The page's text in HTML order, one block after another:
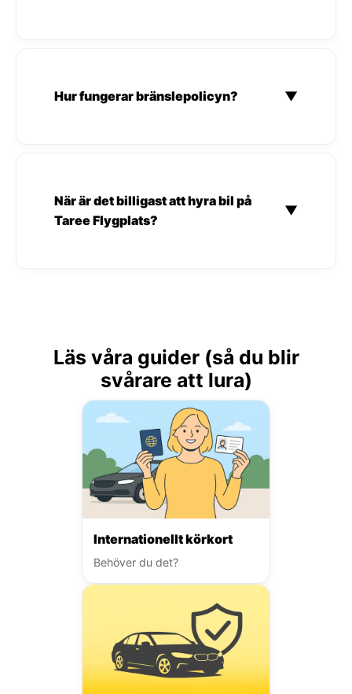
Hur fungerar bränslepolicyn? ▼
När är det billigast att hyra bil på
Taree Flygplats?
▼
Läs våra guider (så du blir
svårare att lura)
Internationellt körkort
Behöver du det?